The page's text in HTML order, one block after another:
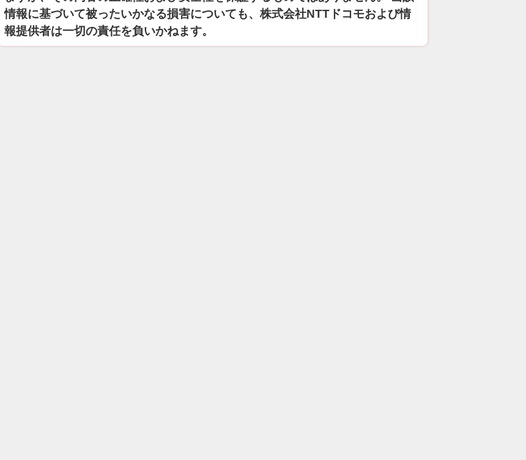
情報に基づいて被ったいかなる損害についても、株式会社NTTドコモおよび情
報提供者は一切の責任を負いかねます。